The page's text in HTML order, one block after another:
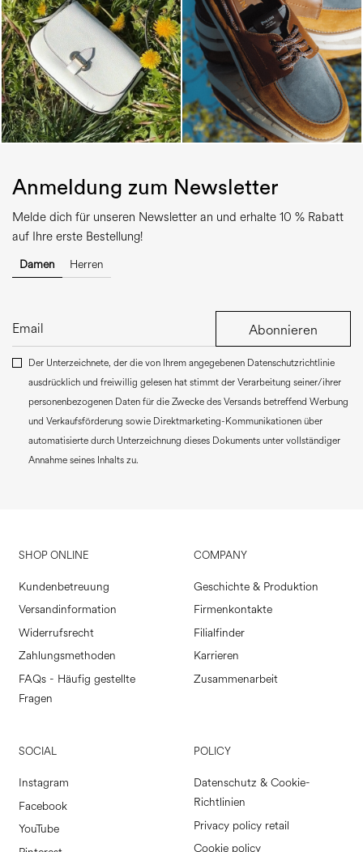
Anmeldung zum Newsletter
Melde dich für unseren Newsletter an und erhalte 10 % Rabatt
auf Ihre erste Bestellung!
Damen Herren
Abonnieren
Der Unterzeichnete, der die von Ihrem angegebenen Datenschutzrichtlinie
ausdrücklich und freiwillig gelesen hat stimmt der Verarbeitung seiner/ihrer
personenbezogenen Daten für die Zwecke des Versands betreffend Werbung
und Verkaufsförderung sowie Direktmarketing-Kommunikationen über
automatisierte durch Unterzeichnung dieses Dokuments unter vollständiger
Annahme seines Inhalts zu.
SHOP ONLINE
Kundenbetreuung
Versandinformation
Widerrufsrecht
Zahlungsmethoden
FAQs - Häufig gestellte
Fragen
COMPANY
Geschichte & Produktion
Firmenkontakte
Filialfinder
Karrieren
Zusammenarbeit
SOCIAL
Instagram
Facebook
YouTube
POLICY
Datenschutz & Cookie-
Richtlinien
Privacy policy retail
Cookie policy